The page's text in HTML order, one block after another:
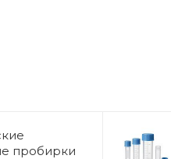
пробирки